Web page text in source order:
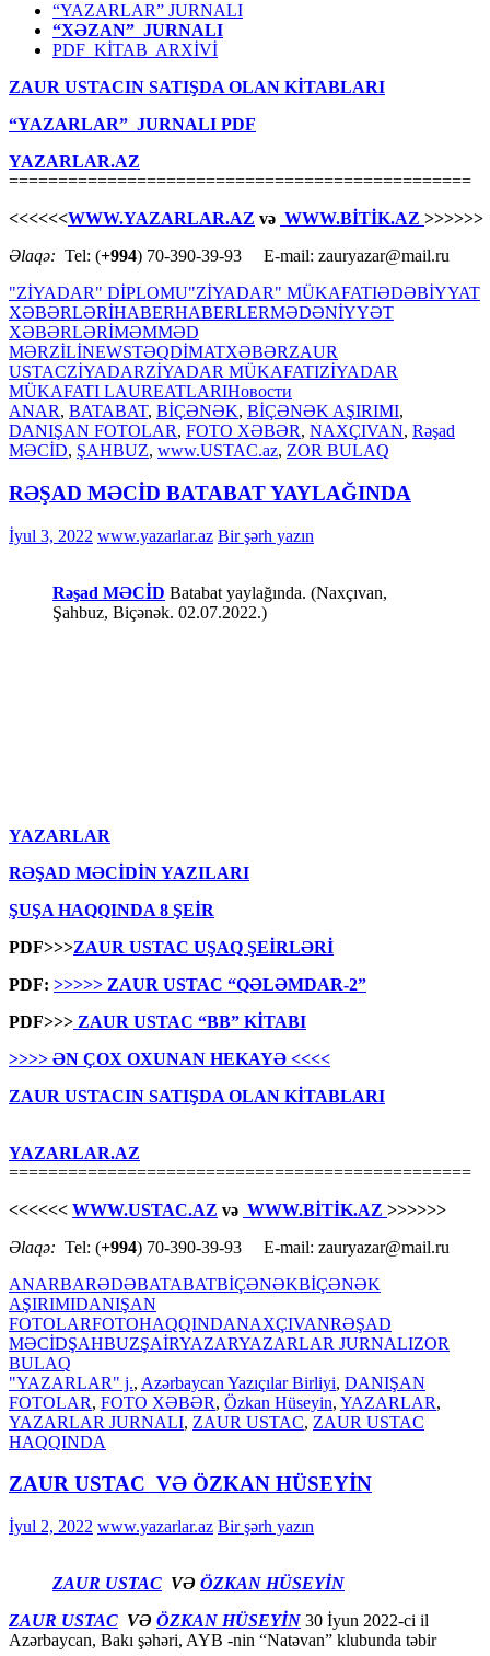
“YAZARLAR” JURNALI
“XƏZAN” JURNALI
PDF KİTAB ARXİVİ
ZAUR USTACIN SATIŞDA OLAN KİTABLARI
“YAZARLAR” JURNALI PDF
YAZARLAR.AZ
===============================================
<<<<<<WWW.YAZARLAR.AZ və WWW.BİTİK.AZ >>>>>>
Əlaqə: Tel: (+994) 70-390-39-93 E-mail: zauryazar@mail.ru
"ZİYADAR" DİPLOMU"ZİYADAR" MÜKAFATIƏDƏBİYYAT
XƏBƏRLƏRİHABERHABERLERMƏDƏNİYYƏT
XƏBƏRLƏRİMƏMMƏD
MƏRZİLİNEWSTƏQDİMATXƏBƏRZAUR
USTACZİYADARZİYADAR MÜKAFATIZİYADAR
MÜKAFATI LAUREATLARIНовости
ANAR, BATABAT, BİÇƏNƏK, BİÇƏNƏK AŞIRIMI,
DANIŞAN FOTOLAR, FOTO XƏBƏR, NAXÇIVAN, Rəşad
MƏCİD, ŞAHBUZ, www.USTAC.az, ZOR BULAQ
RƏŞAD MƏCİD BATABAT YAYLAĞINDA
İyul 3, 2022 www.yazarlar.az Bir şərh yazın
Rəşad MƏCİD Batabat yaylağında. (Naxçıvan,
Şahbuz, Biçənək. 02.07.2022.)
YAZARLAR
RƏŞAD MƏCİDİN YAZILARI
ŞUŞA HAQQINDA 8 ŞEİR
PDF>>>ZAUR USTAC UŞAQ ŞEİRLƏRİ
PDF: >>>>> ZAUR USTAC “QƏLƏMDAR-2”
PDF>>> ZAUR USTAC “BB” KİTABI
>>>> ƏN ÇOX OXUNAN HEKAYƏ <<<<
ZAUR USTACIN SATIŞDA OLAN KİTABLARI
YAZARLAR.AZ
===============================================
<<<<<< WWW.USTAC.AZ və WWW.BİTİK.AZ >>>>>>
Əlaqə: Tel: (+994) 70-390-39-93 E-mail: zauryazar@mail.ru
ANARBARƏDƏBATABATBİÇƏNƏKBİÇƏNƏK
AŞIRIMIDANIŞAN
FOTOLARFOTOHAQQINDANAXÇIVANRƏŞAD
MƏCİDŞAHBUZŞAİRYAZARYAZARLAR JURNALIZOR
BULAQ
"YAZARLAR" j., Azərbaycan Yazıçılar Birliyi, DANIŞAN
FOTOLAR, FOTO XƏBƏR, Özkan Hüseyin, YAZARLAR,
YAZARLAR JURNALI, ZAUR USTAC, ZAUR USTAC
HAQQINDA
ZAUR USTAC VƏ ÖZKAN HÜSEYİN
İyul 2, 2022 www.yazarlar.az Bir şərh yazın
ZAUR USTAC VƏ ÖZKAN HÜSEYİN
ZAUR USTAC VƏ ÖZKAN HÜSEYİN 30 İyun 2022-ci il
Azərbaycan, Bakı şəhəri, AYB -nin “Natəvan” klubunda təbir